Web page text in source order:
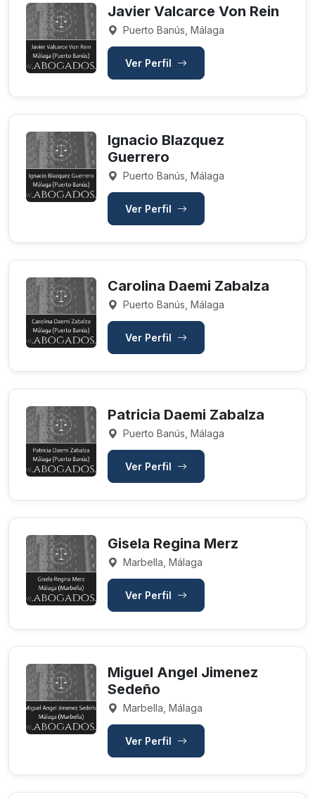
Javier Valcarce Von Rein
Puerto Banús, Málaga
Ver Perfil
Ignacio Blazquez
Guerrero
Puerto Banús, Málaga
Ver Perfil
Carolina Daemi Zabalza
Puerto Banús, Málaga
Ver Perfil
Patricia Daemi Zabalza
Puerto Banús, Málaga
Ver Perfil
Gisela Regina Merz
Marbella, Málaga
Ver Perfil
Miguel Angel Jimenez
Sedeño
Marbella, Málaga
Ver Perfil